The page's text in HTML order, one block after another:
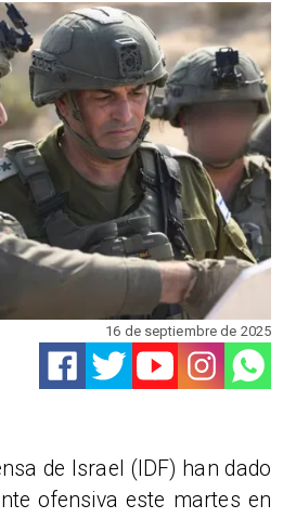
16 de septiembre de 2025
de Israel (IDF) han dado
ofensiva este martes en